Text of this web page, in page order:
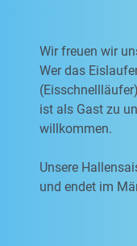
Wir freuen wir
Wer das
ist als Gast zu
willkommen.
Unsere
und endet im